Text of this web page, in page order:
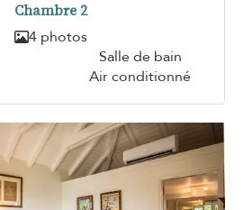
Chambre 2
4 photos
Salle de bain
Air conditionné